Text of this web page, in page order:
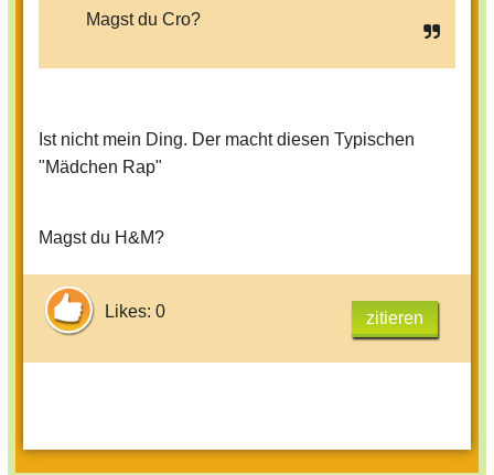
Magst du Cro?
Ist nicht mein Ding. Der macht diesen Typischen
"Mädchen Rap"
Magst du H&M?
Likes: 0 zitieren